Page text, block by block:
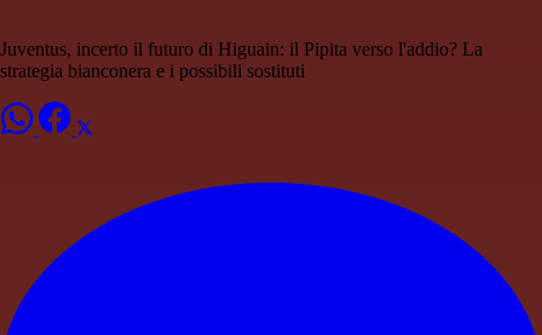
Juventus, incerto il futuro di Higuain: il Pipita verso l'addio? La
strategia bianconera e i possibili sostituti